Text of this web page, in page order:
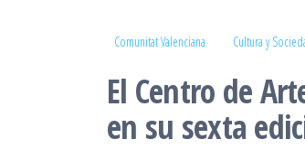
Comunitat Valenciana Cultura y
El Centro de
en su sexta